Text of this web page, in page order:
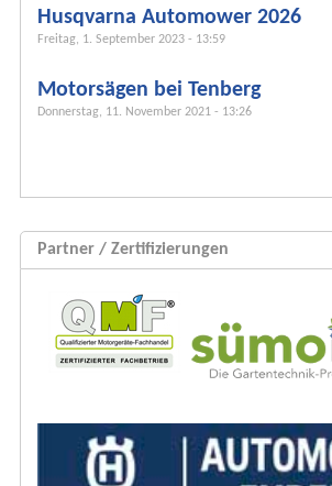
r
m
l
a
Husqvarna Automower 2026
Freitag, 1. September 2023 - 13:59
Motorsägen bei Tenberg
Donnerstag, 11. November 2021 - 13:26
Partner / Zertifizierungen